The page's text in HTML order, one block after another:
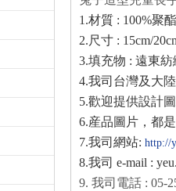
1.材質 : 100%聚
2.尺寸 : 15cm/
3.填充物 : 遠東紡
4.我司台灣及大
5.歡迎提供設計
6.産品圖片，都
7.我司網站: http://
8.我司 e-mail :
9. 我司電話 : 05-